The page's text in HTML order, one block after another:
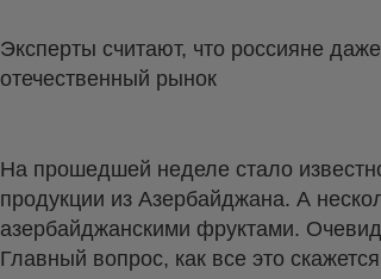
Эксперты считают, что россияне
отечественный рынок
На прошедшей неделе стало
продукции из Азербайджана. А
азербайджанскими фруктами.
Главный вопрос, как все это